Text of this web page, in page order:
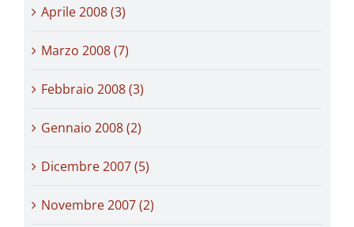
Aprile 2008 (3)
Marzo 2008 (7)
Febbraio 2008 (3)
Gennaio 2008 (2)
Dicembre 2007 (5)
Novembre 2007 (2)